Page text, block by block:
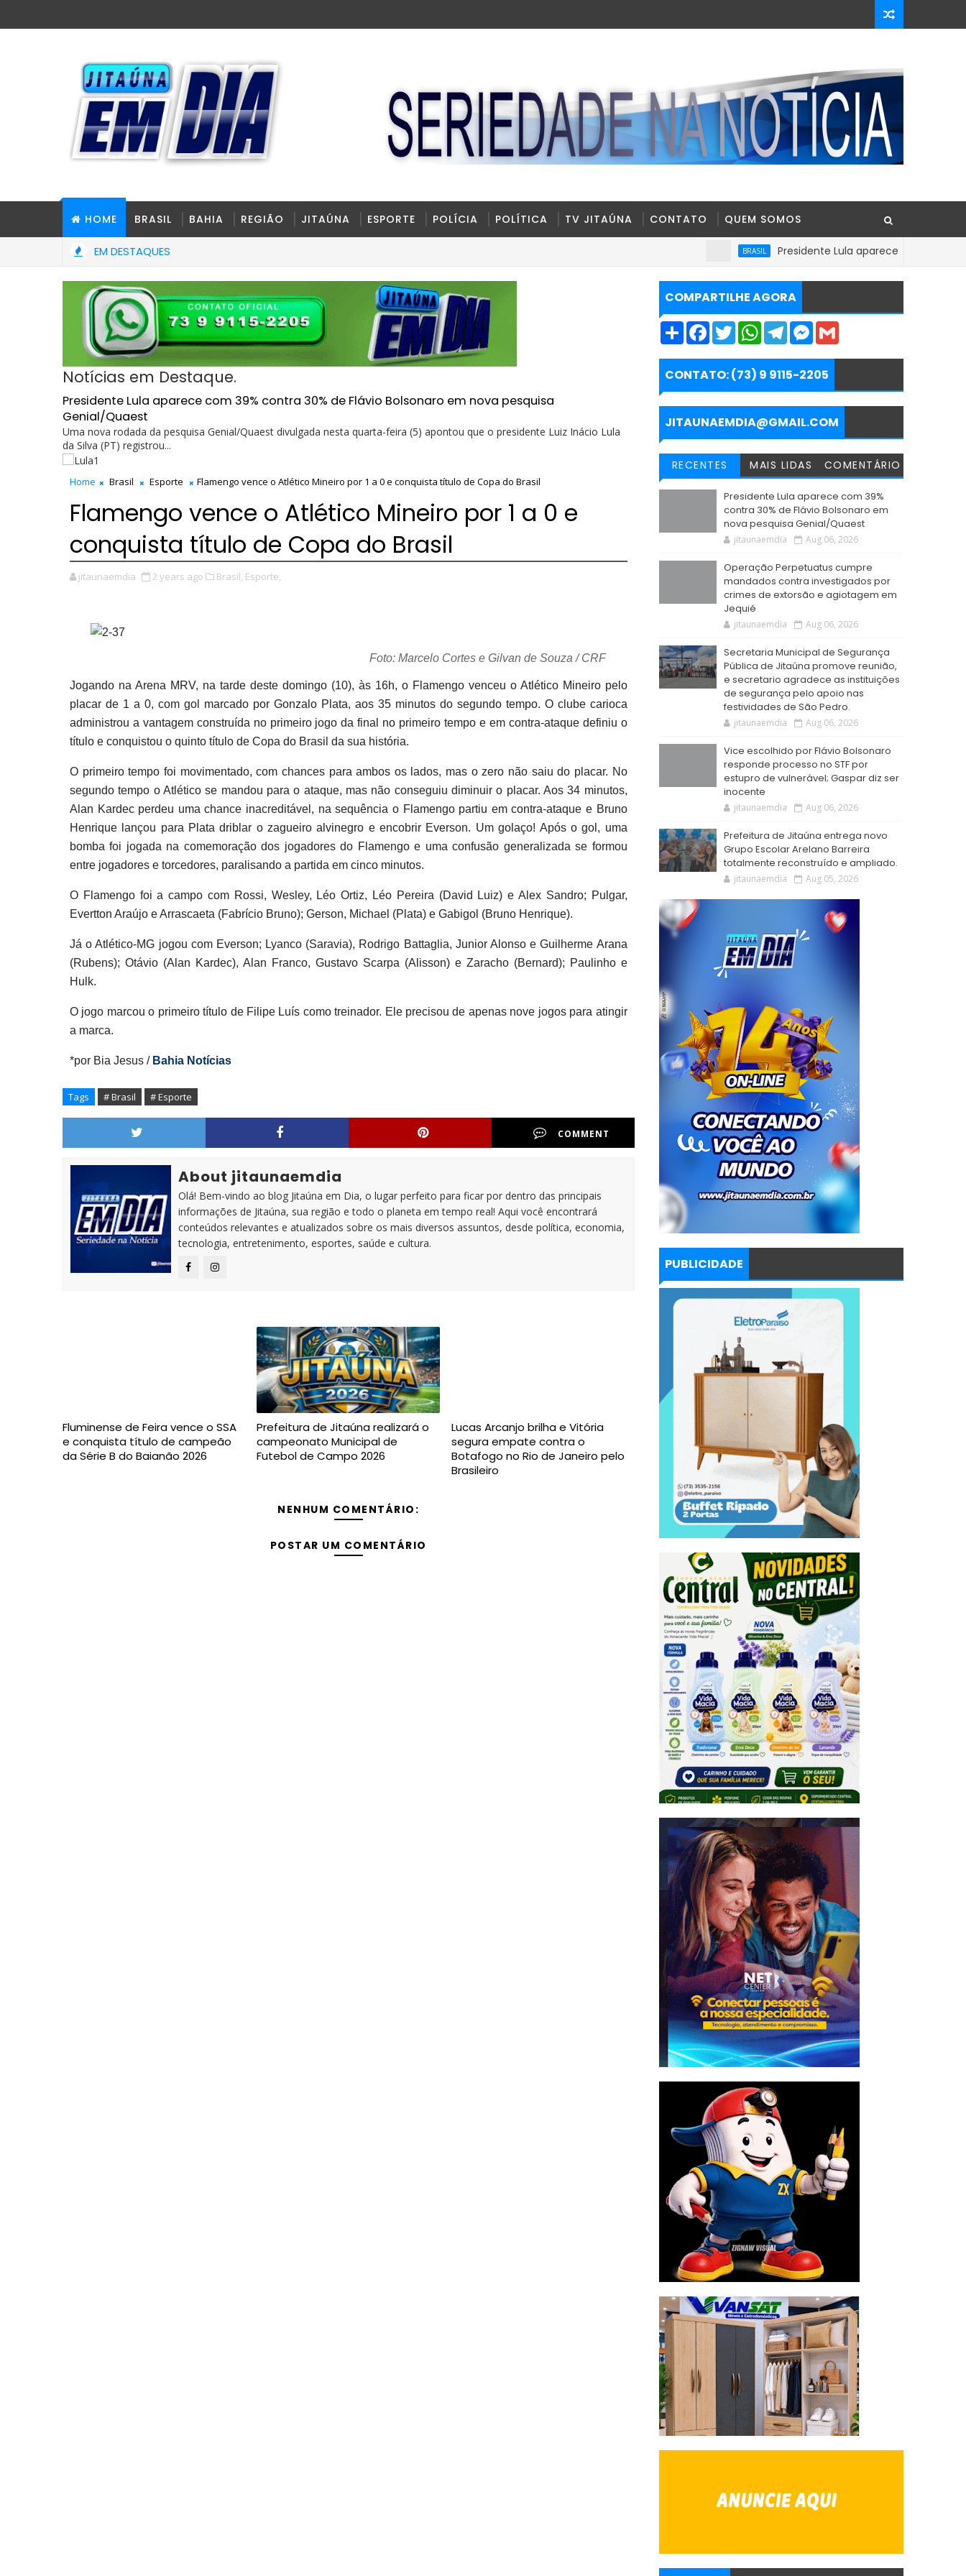
HOME BRASIL BAHIA REGIÃO JITAÚNA ESPORTE POLÍCIA POLÍTICA TV JITAÚNA CONTATO QUEM SOMOS
EM DESTAQUES Presidente Lula aparece com 39% contra
Notícias em Destaque.
Presidente Lula aparece com 39% contra 30% de Flávio Bolsonaro em nova pesquisa
Genial/Quaest
Uma nova rodada da pesquisa Genial/Quaest divulgada nesta quarta-feira (5) apontou que o presidente Luiz Inácio Lula
da Silva (PT) registrou...
Home Brasil Esporte Flamengo vence o Atlético Mineiro por 1 a 0 e conquista título de Copa do Brasil
Flamengo vence o Atlético Mineiro por 1 a 0 e
conquista título de Copa do Brasil
jitaunaemdia 2 years ago Brasil, Esporte,
Foto: Marcelo Cortes e Gilvan de Souza / CRF
Jogando na Arena MRV, na tarde deste domingo (10), às 16h, o Flamengo venceu o Atlético Mineiro pelo
placar de 1 a 0, com gol marcado por Gonzalo Plata, aos 35 minutos do segundo tempo. O clube carioca
administrou a vantagem construída no primeiro jogo da final no primeiro tempo e em contra-ataque definiu o
título e conquistou o quinto título de Copa do Brasil da sua história.
O primeiro tempo foi movimentado, com chances para ambos os lados, mas o zero não saiu do placar. No
segundo tempo o Atlético se mandou para o ataque, mas não conseguiu diminuir o placar. Aos 34 minutos,
Alan Kardec perdeu uma chance inacreditável, na sequência o Flamengo partiu em contra-ataque e Bruno
Henrique lançou para Plata driblar o zagueiro alvinegro e encobrir Everson. Um golaço! Após o gol, uma
bomba foi jogada na comemoração dos jogadores do Flamengo e uma confusão generalizada se formou
entre jogadores e torcedores, paralisando a partida em cinco minutos.
O Flamengo foi a campo com Rossi, Wesley, Léo Ortiz, Léo Pereira (David Luiz) e Alex Sandro; Pulgar,
Evertton Araújo e Arrascaeta (Fabrício Bruno); Gerson, Michael (Plata) e Gabigol (Bruno Henrique).
Já o Atlético-MG jogou com Everson; Lyanco (Saravia), Rodrigo Battaglia, Junior Alonso e Guilherme Arana
(Rubens); Otávio (Alan Kardec), Alan Franco, Gustavo Scarpa (Alisson) e Zaracho (Bernard); Paulinho e
Hulk.
O jogo marcou o primeiro título de Filipe Luís como treinador. Ele precisou de apenas nove jogos para atingir
a marca.
*por Bia Jesus / Bahia Notícias
Tags # Brasil # Esporte
COMMENT
About jitaunaemdia
Olá! Bem-vindo ao blog Jitaúna em Dia, o lugar perfeito para ficar por dentro das principais
informações de Jitaúna, sua região e todo o planeta em tempo real! Aqui você encontrará
conteúdos relevantes e atualizados sobre os mais diversos assuntos, desde política, economia,
tecnologia, entretenimento, esportes, saúde e cultura.
Fluminense de Feira vence o SSA
e conquista título de campeão
da Série B do Baianão 2026
Prefeitura de Jitaúna realizará o
campeonato Municipal de
Futebol de Campo 2026
Lucas Arcanjo brilha e Vitória
segura empate contra o
Botafogo no Rio de Janeiro pelo
Brasileiro
NENHUM COMENTÁRIO:
POSTAR UM COMENTÁRIO
COMPARTILHE AGORA
S
r
e
F
e
b
o
k
T
w
t
t
e
r
W
t
s
p
p
T
e
g
a
m
M
s
e
g
e
r
i
CONTATO: (73) 9 9115-2205
JITAUNAEMDIA@GMAIL.COM
RECENTES MAIS LIDAS COMENTÁRIO
Presidente Lula aparece com 39%
contra 30% de Flávio Bolsonaro em
nova pesquisa Genial/Quaest
jitaunaemdia Aug 06, 2026
Operação Perpetuatus cumpre
mandados contra investigados por
crimes de extorsão e agiotagem em
Jequié
jitaunaemdia Aug 06, 2026
Secretaria Municipal de Segurança
Pública de Jitaúna promove reunião,
e secretario agradece as instituições
de segurança pelo apoio nas
festividades de São Pedro.
jitaunaemdia Aug 06, 2026
Vice escolhido por Flávio Bolsonaro
responde processo no STF por
estupro de vulnerável; Gaspar diz ser
inocente
jitaunaemdia Aug 06, 2026
Prefeitura de Jitaúna entrega novo
Grupo Escolar Arelano Barreira
totalmente reconstruído e ampliado.
jitaunaemdia Aug 05, 2026
PUBLICIDADE